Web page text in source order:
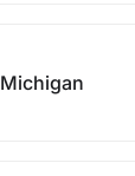
Michigan